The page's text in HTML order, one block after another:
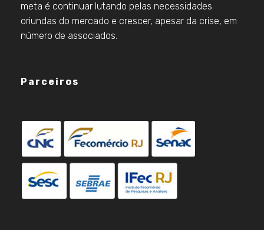
meta é continuar lutando pelas necessidades
oriundas do mercado e crescer, apesar da crise, em
número de associados.
Parceiros